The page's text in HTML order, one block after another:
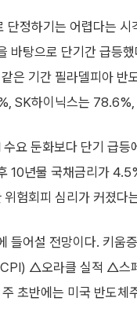
단정하기는 어렵다는
바탕으로 단기간 급등
은 기간 필라델피아 반
SK하이닉스는
요 둔화보다 단기 급
10년물 국채금리가
험회피 심리가 커졌다
들어설 전망이다. 키
△오라클 실적 △스
초반에는 미국 반도